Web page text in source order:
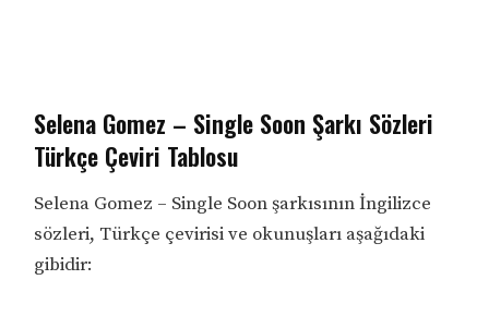
Selena Gomez – Single Soon Şarkı Sözleri
Türkçe Çeviri Tablosu
Selena Gomez – Single Soon şarkısının İngilizce
sözleri, Türkçe çevirisi ve okunuşları aşağıdaki
gibidir: